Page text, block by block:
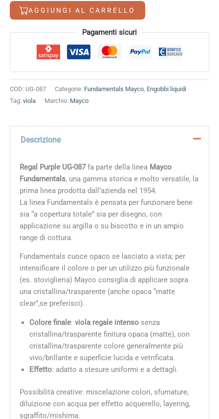
quantità
AGGIUNGI AL CARRELLO
Alternative: Pagamenti sicuri
COD: UG-087 Categorie: Fundamentals Mayco Engobbi liquidi
Tag: viola Marchio: Mayco
Descrizione
Regal Purple UG-087fa parte della linea Mayco
Fundamentals, una gamma storica e molto versatile, la
prima linea prodotta dall’azienda nel 1954.
La linea Fundamentals è pensata per funzionare bene
sia “a copertura totale” sia per disegno, con
applicazione su argilla o su biscotto e in un ampio
range di cottura.
Fundamentals cuoce opaco se lasciato a vista; per
intensificare il colore o per un utilizzo più funzionale
(es. stoviglieria) Mayco consiglia di applicare sopra
una cristallina/trasparente (anche opaca “matte
clear”,se preferisci).
Colore finale: viola regale intenso senza
cristallina/trasparente finitura opaca (matte), con
cristallina/trasparente colore generalmente più
vivo/brillante e superficie lucida e vetrificata.
Effetto: adatto a stesure uniformi e a dettagli.
Possibilità creative: miscelazione colori, sfumature,
diluizione con acqua per effetto acquerello, layering,
sgraffito/mishima.